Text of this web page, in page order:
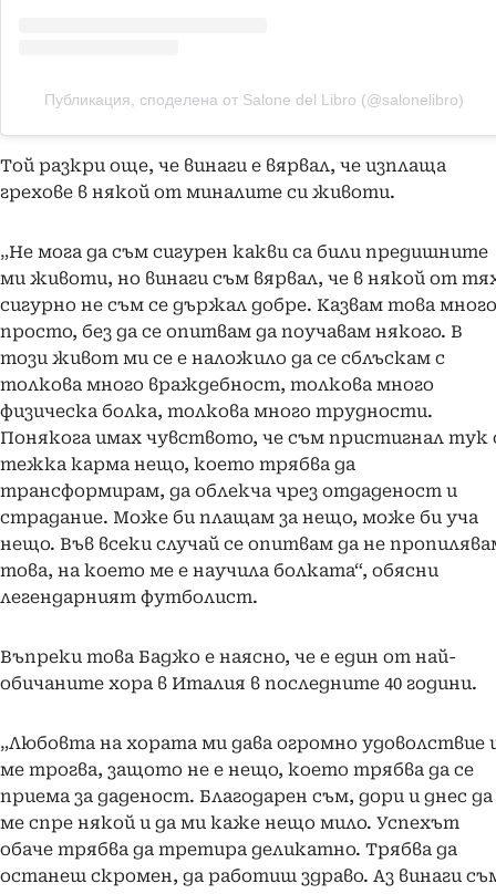
Публикация, споделена от Salone del Libro (@salonelibro)
Той разкри още, че винаги е вярвал, че изплаща
грехове в някой от миналите си животи.
„Не мога да съм сигурен какви са били предишните
ми животи, но винаги съм вярвал, че в някой от
сигурно не съм се държал добре. Казвам това много
просто, без да се опитвам да поучавам някого. В
този живот ми се е наложило да се сблъскам с
толкова много враждебност, толкова много
физическа болка, толкова много трудности.
Понякога имах чувството, че съм пристигнал тук
тежка карма нещо, което трябва да
трансформирам, да облекча чрез отдаденост и
страдание. Може би плащам за нещо, може би уча
нещо. Във всеки случай се опитвам да не
това, на което ме е научила болката“, обясни
легендарният футболист.
Въпреки това Баджо е наясно, че е един от най-
обичаните хора в Италия в последните 40 години.
„Любовта на хората ми дава огромно удоволствие
ме трогва, защото не е нещо, което трябва да се
приема за даденост. Благодарен съм, дори и днес да
ме спре някой и да ми каже нещо мило. Успехът
обаче трябва да третира деликатно. Трябва да
останеш скромен, да работиш здраво. Аз винаги